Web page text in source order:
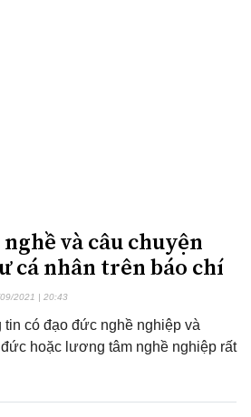
và câu chuyện
cá nhân trên báo chí
2021 | 20:43
có đạo đức nghề nghiệp và
hoặc lương tâm nghề nghiệp rất